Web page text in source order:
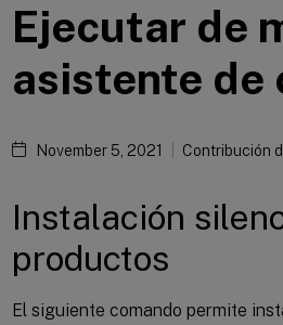
Ejecutar de
asistente de
November 5, 2021 Contribución
Instalación
productos
El siguiente comando permite